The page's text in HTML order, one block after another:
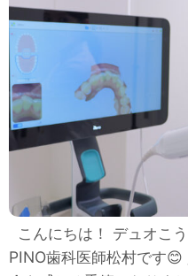
こんにちは！ デュオこ
PINO歯科医師松村です